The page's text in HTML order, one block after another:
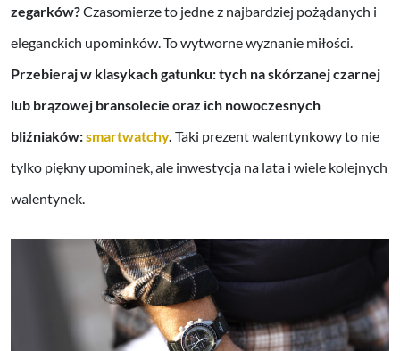
zegarków?Czasomierze to jedne z najbardziej pożądanych i
eleganckich upominków. To wytworne wyznanie miłości.
Przebieraj w klasykach gatunku: tych na skórzanej czarnej
lub brązowej bransolecie oraz ich nowoczesnych
bliźniaków:smartwatchy. Taki prezent walentynkowy to nie
tylko piękny upominek, ale inwestycja na lata i wiele kolejnych
walentynek.